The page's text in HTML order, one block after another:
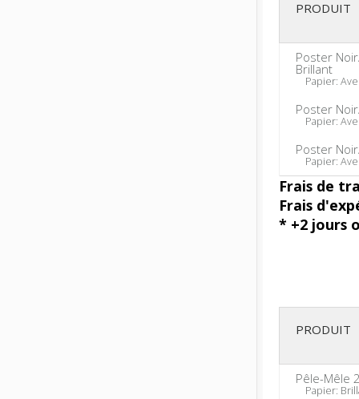
PRODUIT
Poster
Brillant
Papier:
Poster
Papier:
Poster
Papier:
Frais de
Frais
* +2 jours
PRODUIT
Pêle-Mêle
Papier: